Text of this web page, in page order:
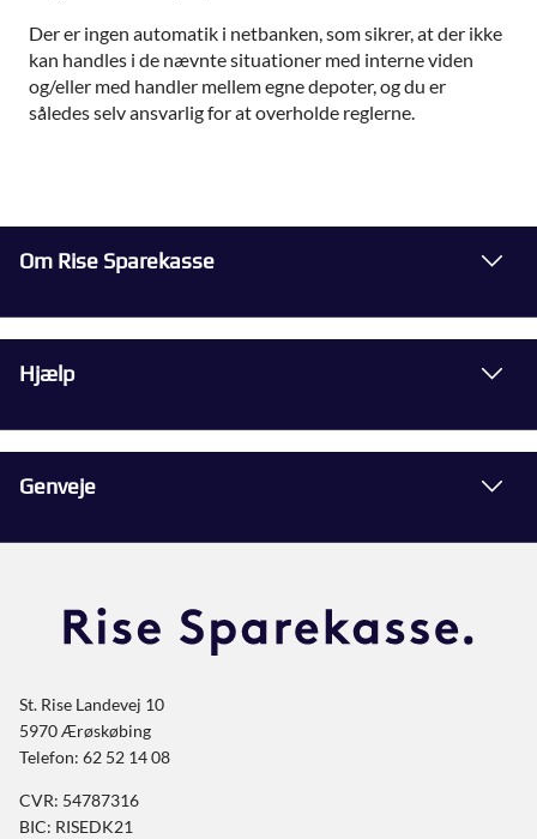
Der er ingen automatik i netbanken, som sikrer, at der ikke
kan handles i de nævnte situationer med interne viden
og/eller med handler mellem egne depoter, og du er
således selv ansvarlig for at overholde reglerne.
Om Rise Sparekasse
Hjælp
Genveje
St. Rise Landevej 10
5970 Ærøskøbing
Telefon: 62 52 14 08
CVR: 54787316
BIC: RISEDK21